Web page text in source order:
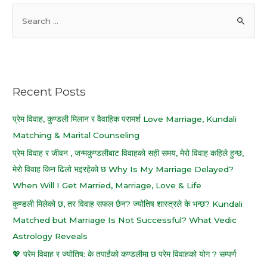
h
o
r
:
Recent Posts
प्रेम विवाह, कुण्डली मिलान र वैवाहिक परामर्श Love Marriage, Kundali
Matching & Marital Counseling
प्रेम विवाह र जीवन , जन्मकुण्डलीबाट विवाहको सही समय, मेरो विवाह कहिले हुन्छ,
मेरो विवाह किन ढिलो भइरहेको छ Why Is My Marriage Delayed?
When Will I Get Married, Marriage, Love & Life
कुण्डली मिलेको छ, तर विवाह सफल छैन? ज्योतिष शास्त्रले के भन्छ? Kundali
Matched but Marriage Is Not Successful? What Vedic
Astrology Reveals
💖 प्रेम विवाह र ज्योतिष: के तपाईंको कुण्डलीमा छ प्रेम विवाहको योग ? सम्पूर्ण